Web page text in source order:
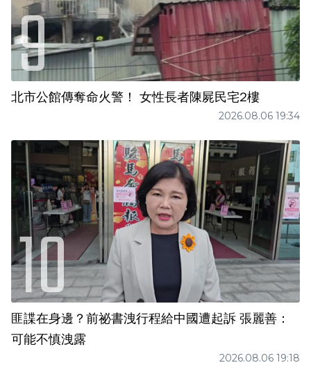
北市公館傳奪命火警！ 女性長者陳屍民宅2樓
2026.08.06 19:34
匪諜在身邊？前祕書洩行程給中國遭起訴 張麗善：
可能不慎洩露
2026.08.06 19:18